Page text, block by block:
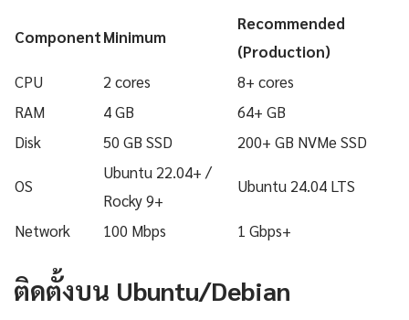
ComponentMinimum
Recommended
(Production)
CPU
2 cores
8+ cores
RAM
4 GB
64+ GB
Disk
50 GB SSD 200+ GB NVMe SSD
OS
Ubuntu 22.04+ /
Rocky 9+
Ubuntu 24.04 LTS
Network 100 Mbps 1 Gbps+
ติดตั้งบน Ubuntu/Debian